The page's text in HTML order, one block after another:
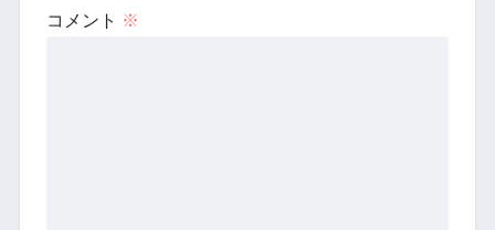
コメント ※